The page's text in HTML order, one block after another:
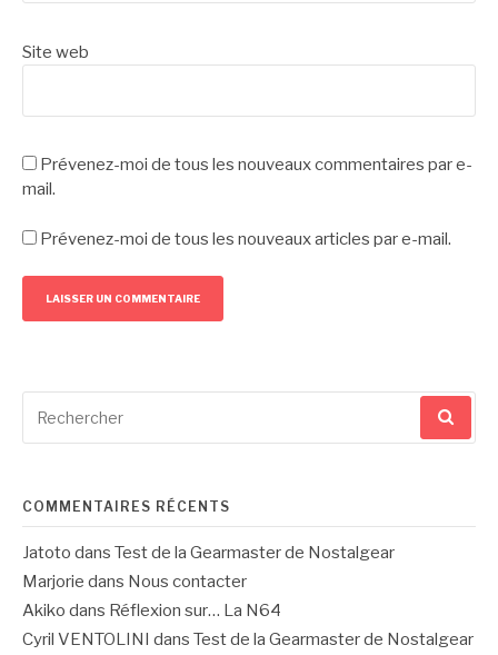
Site web
Prévenez-moi de tous les nouveaux commentaires par e-
mail.
Prévenez-moi de tous les nouveaux articles par e-mail.
pour
COMMENTAIRES RÉCENTS
Jatoto dans Test de la Gearmaster de Nostalgear
Marjorie dans Nous contacter
Akiko dans Réflexion sur… La N64
Cyril VENTOLINI dans Test de la Gearmaster de Nostalgear